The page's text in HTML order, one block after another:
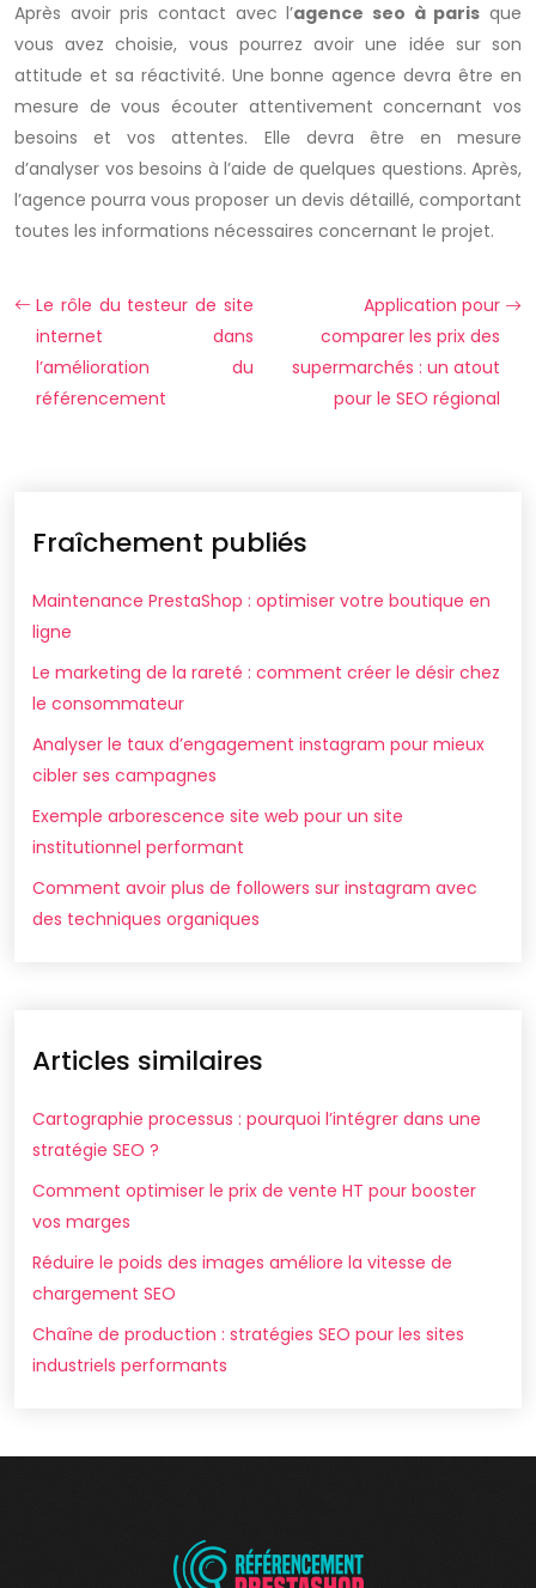
Après avoir pris contact avec l’agence seo à paris que
vous avez choisie, vous pourrez avoir une idée sur son
attitude et sa réactivité. Une bonne agence devra être en
mesure de vous écouter attentivement concernant vos
besoins et vos attentes. Elle devra être en mesure
d’analyser vos besoins à l’aide de quelques questions. Après,
l’agence pourra vous proposer un devis détaillé, comportant
toutes les informations nécessaires concernant le projet.
Le rôle du testeur de site
internet dans
l’amélioration du
référencement
Application pour
comparer les prix des
supermarchés : un atout
pour le SEO régional
Fraîchement publiés
Maintenance PrestaShop : optimiser votre boutique en
ligne
Le marketing de la rareté : comment créer le désir chez
le consommateur
Analyser le taux d’engagement instagram pour mieux
cibler ses campagnes
Exemple arborescence site web pour un site
institutionnel performant
Comment avoir plus de followers sur instagram avec
des techniques organiques
Articles similaires
Cartographie processus : pourquoi l’intégrer dans une
stratégie SEO ?
Comment optimiser le prix de vente HT pour booster
vos marges
Réduire le poids des images améliore la vitesse de
chargement SEO
Chaîne de production : stratégies SEO pour les sites
industriels performants